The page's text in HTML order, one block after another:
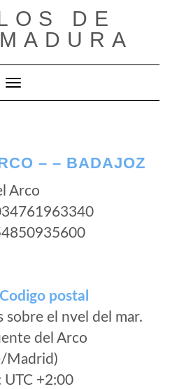
DE
Cambiar modo de navegación
– – BADAJOZ
Arco
postal
el nvel del mar.
del Arco
Madrid)
UTC +2:00